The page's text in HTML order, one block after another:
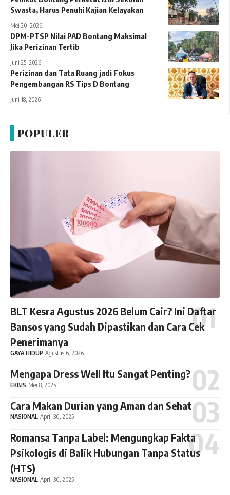
Swasta, Harus Penuhi Kajian Kelayakan
Mei 20, 2026
DPM-PTSP Nilai PAD Bontang Maksimal
Jika Perizinan Tertib
Juni 25, 2026
Perizinan dan Tata Ruang jadi Fokus
Pengembangan RS Tips D Bontang
Juni 18, 2026
POPULER
BLT Kesra Agustus 2026 Belum Cair? Ini Daftar
Bansos yang Sudah Dipastikan dan Cara Cek
Penerimanya
GAYA HIDUP Agustus 6, 2026
Mengapa Dress Well Itu Sangat Penting?
EKBIS Mei 8, 2025
Cara Makan Durian yang Aman dan Sehat
NASIONAL April 30, 2025
Romansa Tanpa Label: Mengungkap Fakta
Psikologis di Balik Hubungan Tanpa Status
(HTS)
NASIONAL April 30, 2025